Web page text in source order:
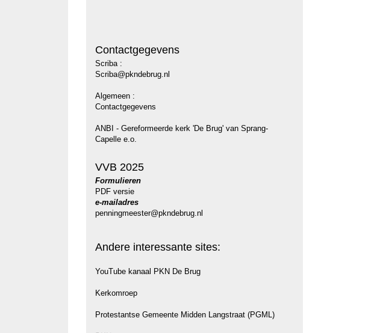
Contactgegevens
Scriba :
Scriba@pkndebrug.nl
Algemeen :
Contactgegevens
ANBI - Gereformeerde kerk 'De Brug' van Sprang-
Capelle e.o.
VVB 2025
Formulieren
PDF versie
e-mailadres
penningmeester@pkndebrug.nl
Andere interessante sites:
YouTube kanaal PKN De Brug
Kerkomroep
Protestantse Gemeente Midden Langstraat (PGML)